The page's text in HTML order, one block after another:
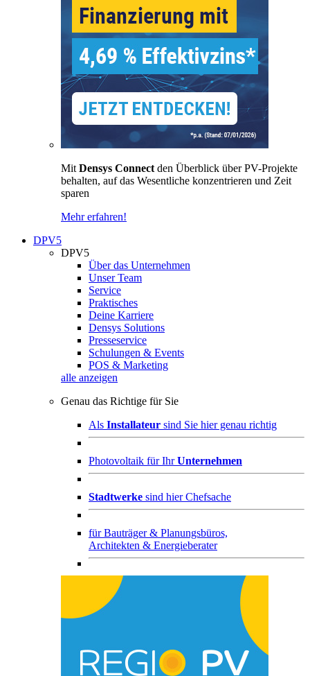
Mit Densys Connect den Überblick über PV-Projekte
behalten, auf das Wesentliche konzentrieren und Zeit
sparen
Mehr erfahren!
DPV5
DPV5
Über das Unternehmen
Unser Team
Service
Praktisches
Deine Karriere
Densys Solutions
Presseservice
Schulungen & Events
POS & Marketing
alle anzeigen
Genau das Richtige für Sie
Als Installateur sind Sie hier genau richtig
Photovoltaik für IhrUnternehmen
Stadtwerke sind hier Chefsache
fürBauträger & Planungsbüros,
Architekten & Energieberater